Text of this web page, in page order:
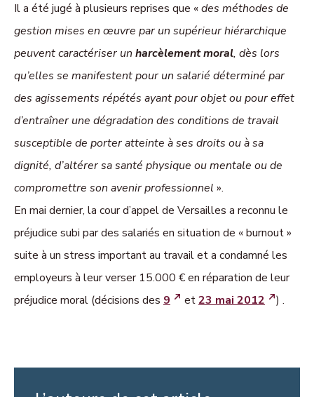
Il a été jugé à plusieurs reprises que «des méthodes de
gestion mises en œuvre par un supérieur hiérarchique
peuvent caractériser un harcèlement moral, dès lors
qu’elles se manifestent pour un salarié déterminé par
des agissements répétés ayant pour objet ou pour effet
d’entraîner une dégradation des conditions de travail
susceptible de porter atteinte à ses droits ou à sa
dignité, d’altérer sa santé physique ou mentale ou de
compromettre son avenir professionnel ».
En mai dernier, la cour d’appel de Versailles a reconnu le
préjudice subi par des salariés en situation de « burnout »
suite à un stress important au travail et a condamné les
employeurs à leur verser 15.000 € en réparation de leur
préjudice moral (décisions des 9 et23 mai 2012 ) .